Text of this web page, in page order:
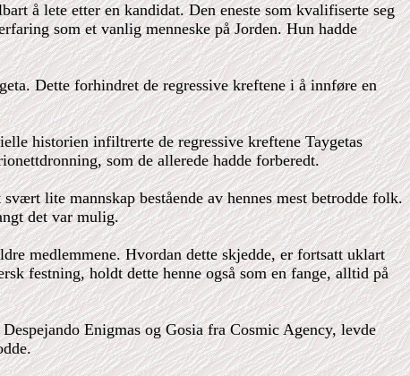
å lete etter en kandidat. Den eneste som kvalifiserte seg
som et vanlig menneske på Jorden. Hun hadde
Dette forhindret de regressive kreftene i å innføre en
historien infiltrerte de regressive kreftene Taygetas
som de allerede hadde forberedt.
lite mannskap bestående av hennes mest betrodde folk.
det var mulig.
medlemmene. Hvordan dette skjedde, er fortsatt uklart
festning, holdt dette henne også som en fange, alltid på
Enigmas og Gosia fra Cosmic Agency, levde